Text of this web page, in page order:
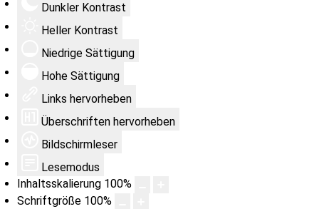
Dunkler Kontrast
Heller Kontrast
Niedrige Sättigung
Hohe Sättigung
Links hervorheben
Überschriften hervorheben
Bildschirmleser
Lesemodus
Inhaltsskalierung 100%
Schriftgröße 100%